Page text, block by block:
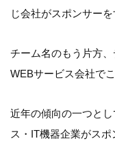
じ会社がスポンサー
チーム名のもう片方
WEBサービス会社で
近年の傾向の一つと
ス・IT機器企業がス